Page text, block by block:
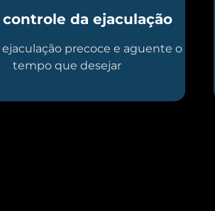
controle da ejaculação
precoce e aguente o
tempo que desejar